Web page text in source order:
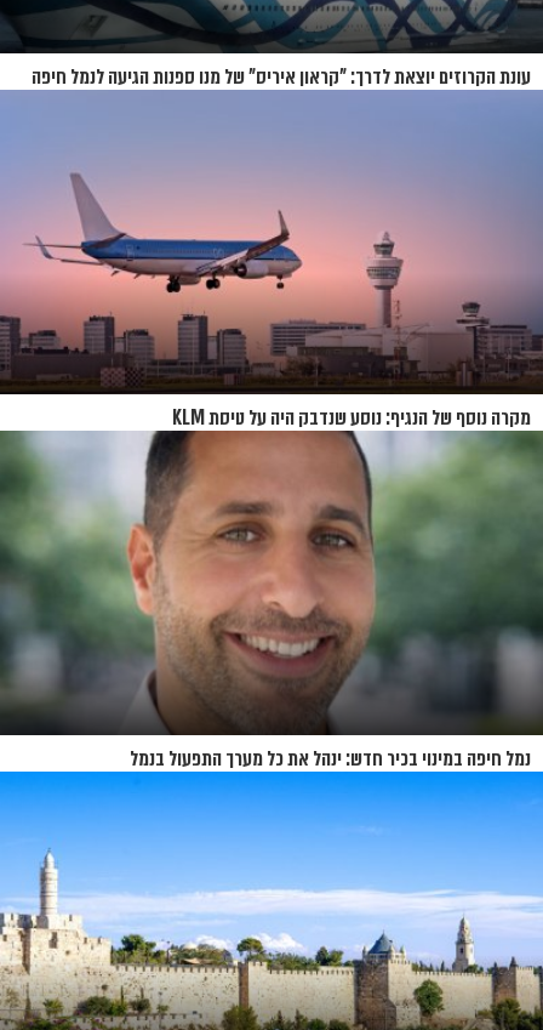
עונת הקרוזים יוצאת לדרך: "קראון איריס" של מנו ספנות הגיעה לנמל חיפה
מקרה נוסף של הנגיף: נוסע שנדבק היה על טיסת KLM
נמל חיפה במינוי בכיר חדש: ינהל את כל מערך התפעול בנמל